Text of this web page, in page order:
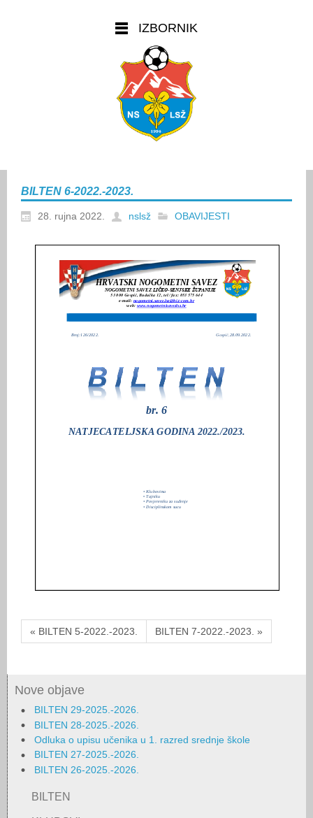
IZBORNIK
BILTEN 6-2022.-2023.
28. rujna 2022. nslsž OBAVIJESTI
« BILTEN 5-2022.-2023. BILTEN 7-2022.-2023. »
Nove objave
BILTEN 29-2025.-2026.
BILTEN 28-2025.-2026.
Odluka o upisu učenika u 1. razred srednje škole
BILTEN 27-2025.-2026.
BILTEN 26-2025.-2026.
BILTEN